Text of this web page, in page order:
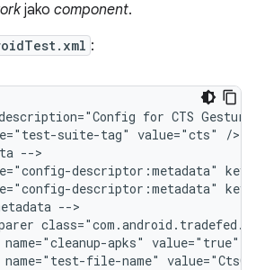
jako component.
:
for CTS Gesture
suite-tag" value="cts"
descriptor:metadata"
descriptor:metadata"
name="cleanup-apks" value="true"
name="test-file-name"